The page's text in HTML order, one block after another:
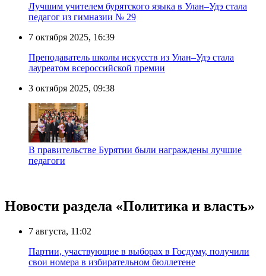
Лучшим учителем бурятского языка в Улан–Удэ стала
педагог из гимназии № 29
7 октября 2025, 16:39
Преподаватель школы искусств из Улан–Удэ стала
лауреатом всероссийской премии
3 октября 2025, 09:38
В правительстве Бурятии были награждены лучшие
педагоги
Новости раздела «Политика и власть»
7 августа, 11:02
Партии, участвующие в выборах в Госдуму, получили
свои номера в избирательном бюллетене